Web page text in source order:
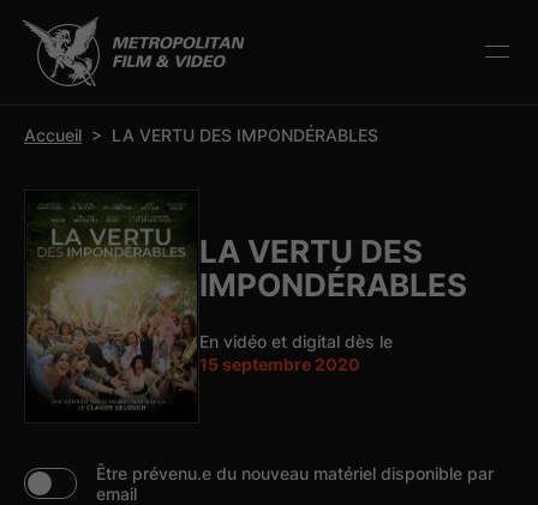
barre d’outils
Accueil > LA VERTU DES IMPONDÉRABLES
LA VERTU DES
IMPONDÉRABLES
En vidéo et digital dès le
15 septembre 2020
Être prévenu.e du nouveau matériel disponible par
email